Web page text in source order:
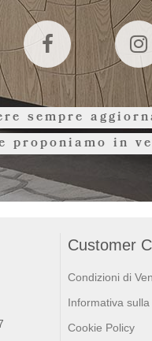
sempre
proponiamo in
Customer
Condizioni di
Informativa
Cookie Policy